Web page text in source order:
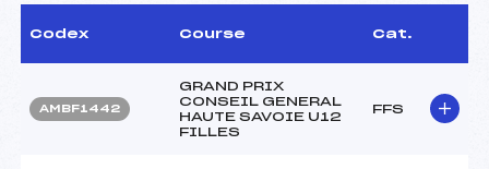
Codex Course Cat.
AMBF1442
GRAND PRIX
CONSEIL GENERAL
HAUTE SAVOIE U12
FILLES
FFS